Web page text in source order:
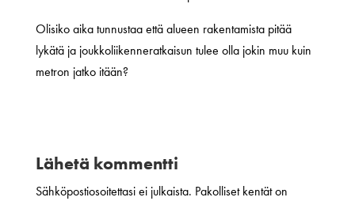
Olisiko aika tunnustaa että alueen rakentamista pitää
lykätä ja joukkoliikenneratkaisun tulee olla jokin muu kuin
metron jatko itään?
Lähetä kommentti
Sähköpostiosoitettasi ei julkaista. Pakolliset kentät on